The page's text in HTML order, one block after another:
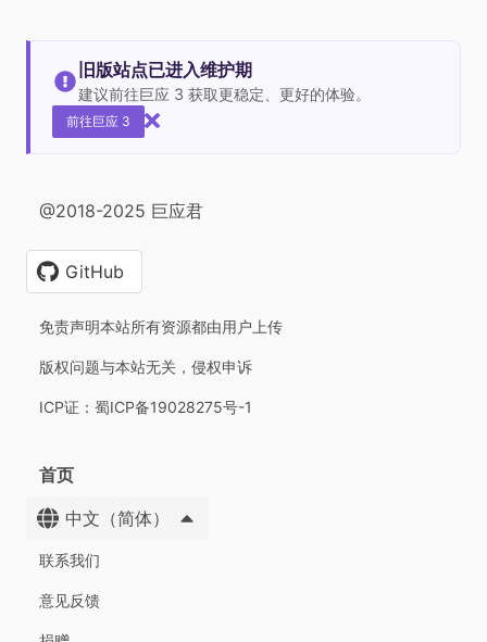
旧版站点已进入维护期
建议前往巨应 3 获取更稳定、更好的体验。
前往巨应 3
@2018-2025 巨应君
GitHub
免责声明本站所有资源都由用户上传
版权问题与本站无关，侵权申诉
ICP证：蜀ICP备19028275号-1
首页
中文（简体）
联系我们
意见反馈